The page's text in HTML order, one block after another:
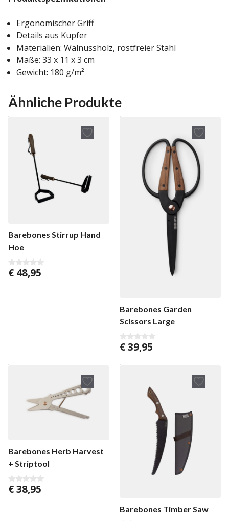
Ergonomischer Griff
Details aus Kupfer
Materialien: Walnussholz, rostfreier Stahl
Maße: 33 x 11 x 3 cm
Gewicht: 180 g/m²
Ähnliche Produkte
Barebones Stirrup Hand
Hoe
0
v
€ 48,95
Barebones Garden
Scissors Large
0
v
n
€39,95
Barebones Herb Harvest
+ Striptool
0
€38,95
Barebones Timber Saw